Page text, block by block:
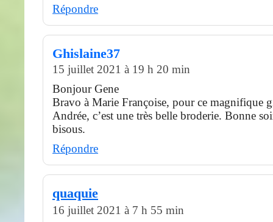
Répondre
Ghislaine37
15 juillet 2021 à 19 h 20 min
Bonjour Gene
Bravo à Marie Françoise, pour ce magnifique
Andrée, c’est une très belle broderie. Bonne
bisous.
Répondre
quaquie
16 juillet 2021 à 7 h 55 min